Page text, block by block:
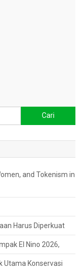
untuk:
and Tokenism in
Harus Diperkuat
El Nino 2026,
Utama Konservasi